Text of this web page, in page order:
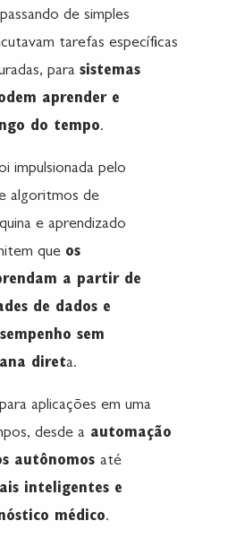
de simples
tarefas específicas
para sistemas
aprender e
do tempo.
impulsionada pelo
algoritmos de
e aprendizado
que os
a partir de
de dados e
sem
direta.
aplicações em uma
desde a automação
autônomos até
inteligentes e
médico.